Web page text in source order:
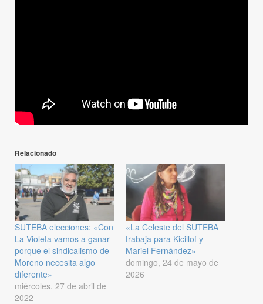
Relacionado
SUTEBA elecciones: «Con
La Violeta vamos a ganar
porque el sindicalismo de
Moreno necesita algo
diferente»
miércoles, 27 de abril de
2022
«La Celeste del SUTEBA
trabaja para Kicillof y
Mariel Fernández»
domingo, 24 de mayo de
2026